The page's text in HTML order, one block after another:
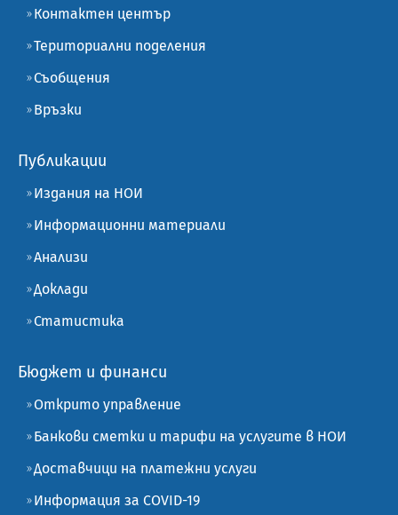
Контактен център
Териториални поделения
Съобщения
Връзки
Публикации
Издания на НОИ
Информационни материали
Анализи
Доклади
Статистика
Бюджет и финанси
Открито управление
Банкови сметки и тарифи на услугите в НОИ
Доставчици на платежни услуги
Информация за COVID-19